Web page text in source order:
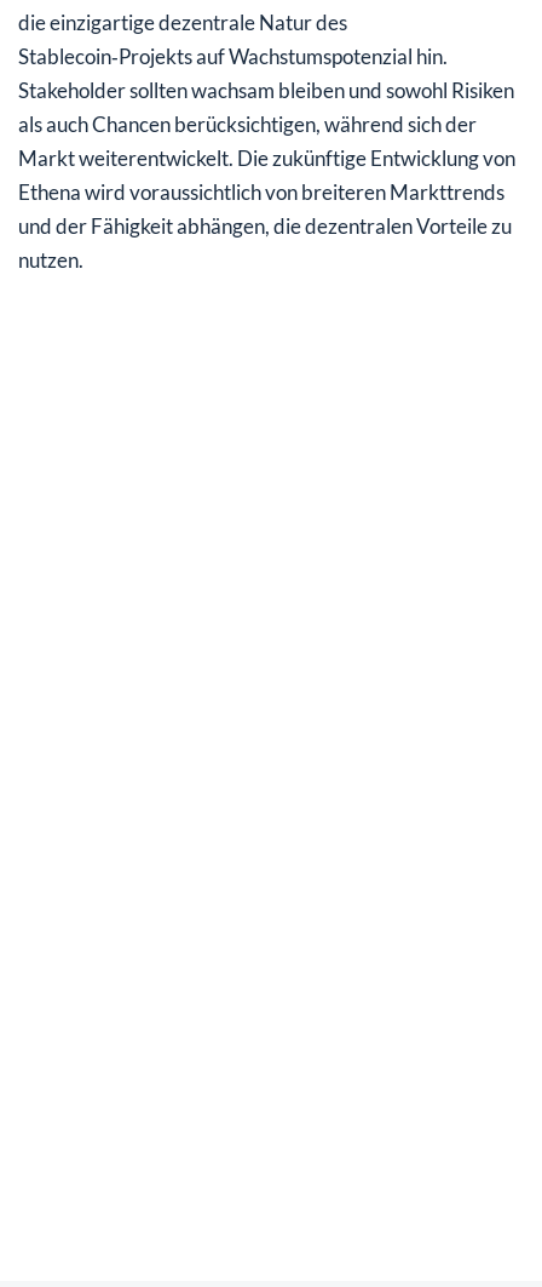
die einzigartige dezentrale Natur des
Stablecoin‑Projekts auf Wachstumspotenzial hin.
Stakeholder sollten wachsam bleiben und sowohl Risiken
als auch Chancen berücksichtigen, während sich der
Markt weiterentwickelt. Die zukünftige Entwicklung von
Ethena wird voraussichtlich von breiteren Markttrends
und der Fähigkeit abhängen, die dezentralen Vorteile zu
nutzen.